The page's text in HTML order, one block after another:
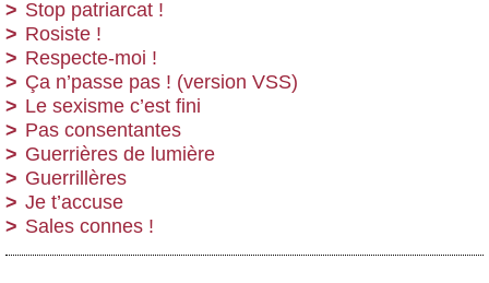
Stop patriarcat !
Rosiste !
Respecte-moi !
Ça n’passe pas ! (version VSS)
Le sexisme c’est fini
Pas consentantes
Guerrières de lumière
Guerrillères
Je t’accuse
Sales connes !